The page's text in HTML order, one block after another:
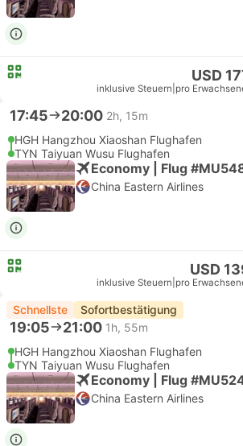
USD
inklusive Steuern pro
17:45 20:00 2h, 15m
HGH Hangzhou Xiaoshan Flughafen
TYN Taiyuan Wusu Flughafen
Economy | Flug
China Eastern Airlines
USD
inklusive Steuern pro
Schnellste Sofortbestätigung
19:05 21:00 1h, 55m
HGH Hangzhou Xiaoshan Flughafen
TYN Taiyuan Wusu Flughafen
Economy | Flug
China Eastern Airlines